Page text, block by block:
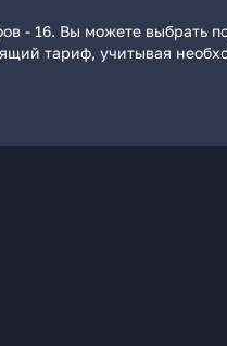
- 16. Вы можете выбрать
тариф, учитывая